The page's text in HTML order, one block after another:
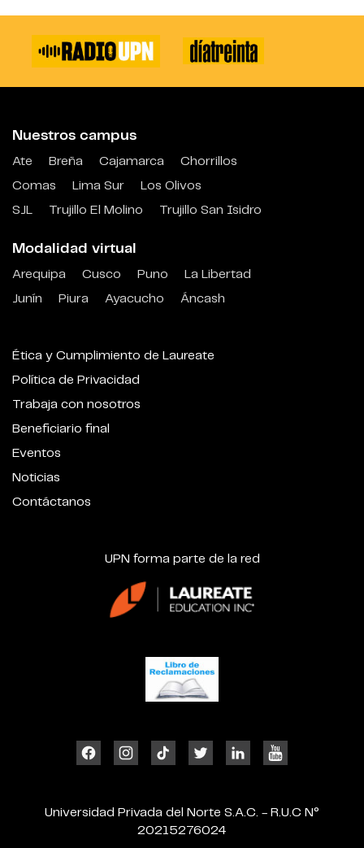
Nuestros campus
Ate Breña Cajamarca
Chorrillos
Comas
Lima Sur
Los Olivos
SJL
Trujillo El Molino Trujillo San Isidro
Modalidad virtual
Arequipa Cusco Puno
La Libertad
Junín
Piura Ayacucho Áncash
Ética y Cumplimiento de Laureate
Política de Privacidad
Trabaja con nosotros
Beneficiario final
Eventos
Noticias
Contáctanos
UPN forma parte de la red
Universidad Privada del Norte S.A.C. - R.U.C N°
20215276024